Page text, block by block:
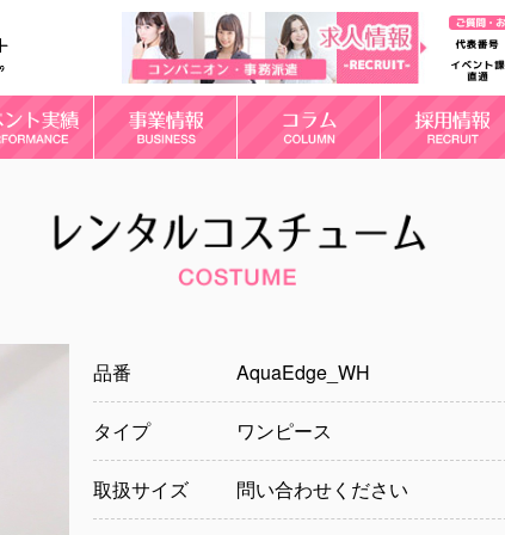
品番 AquaEdge_WH
タイプ ワンピース
取扱サイズ 問い合わせください